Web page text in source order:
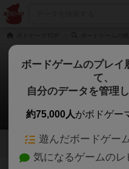
うらまこ
1
ボードゲームのプレイ
て、
自分のデータを管理
約75,000人がボドゲー
遊んだボードゲー
気になるゲームのレ